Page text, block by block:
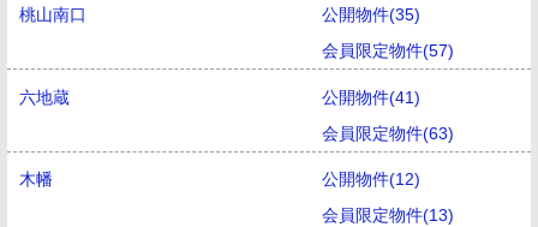
桃山南口
公開物件(35)
会員限定物件(57)
六地蔵
公開物件(41)
会員限定物件(63)
木幡
公開物件(12)
会員限定物件(13)